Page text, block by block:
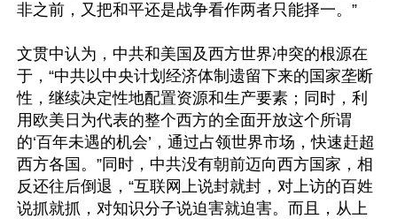
非之前，又把和平还是战争看作两者只能择一。”
文贯中认为，中共和美国及西方世界冲突的根源在
于，“中共以中央计划经济体制遗留下来的国家垄断
性，继续决定性地配置资源和生产要素；同时，利
用欧美日为代表的整个西方的全面开放这个所谓
的‘百年未遇的机会’，通过占领世界市场，快速赶超
西方各国。”同时，中共没有朝前迈向西方国家，相
反还往后倒退，“互联网上说封就封，对上访的百姓
说抓就抓，对知识分子说迫害就迫害。而且，从上